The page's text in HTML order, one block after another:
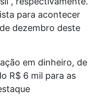
para acontecer
dezembro deste
em dinheiro, de
R$ 6 mil para as